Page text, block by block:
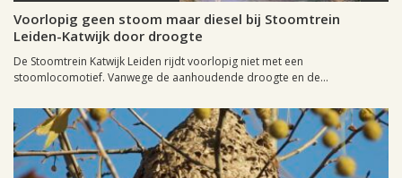
Voorlopig geen stoom maar diesel bij Stoomtrein
Leiden-Katwijk door droogte
De Stoomtrein Katwijk Leiden rijdt voorlopig niet met een
stoomlocomotief. Vanwege de aanhoudende droogte en de...